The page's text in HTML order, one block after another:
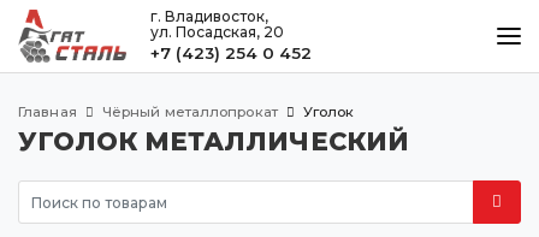
г. Владивосток,
ул. Посадская, 20
+7 (423) 254 0 452
МЕТАЛЛООБРАБОТКА
КОНТАКТЫ
Главная Чёрный металлопрокат Уголок
УГОЛОК МЕТАЛЛИЧЕСКИЙ